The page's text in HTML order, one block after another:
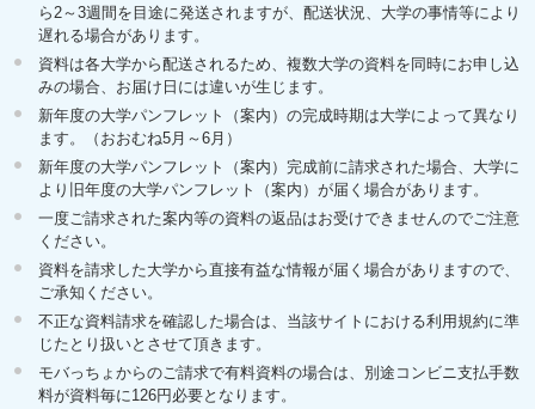
ら2～3週間を目途に発送されますが、配送状況、大学の事情等により
遅れる場合があります。
資料は各大学から配送されるため、複数大学の資料を同時にお申し込
みの場合、お届け日には違いが生じます。
新年度の大学パンフレット（案内）の完成時期は大学によって異なり
ます。（おおむね5月～6月）
新年度の大学パンフレット（案内）完成前に請求された場合、大学に
より旧年度の大学パンフレット（案内）が届く場合があります。
一度ご請求された案内等の資料の返品はお受けできませんのでご注意
ください。
資料を請求した大学から直接有益な情報が届く場合がありますので、
ご承知ください。
不正な資料請求を確認した場合は、当該サイトにおける利用規約に準
じたとり扱いとさせて頂きます。
モバっちょからのご請求で有料資料の場合は、別途コンビニ支払手数
料が資料毎に126円必要となります。